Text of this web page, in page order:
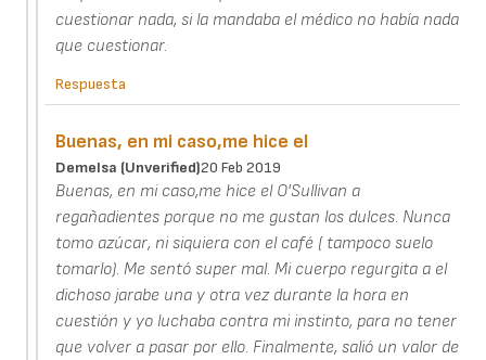
cuestionar nada, si la mandaba el médico no había nada
que cuestionar.
Respuesta
Buenas, en mi caso,me hice el
Demelsa (unverified)20 Feb 2019
Buenas, en mi caso,me hice el O'Sullivan a
regañadientes porque no me gustan los dulces. Nunca
tomo azúcar, ni siquiera con el café ( tampoco suelo
tomarlo). Me sentó super mal. Mi cuerpo regurgita a el
dichoso jarabe una y otra vez durante la hora en
cuestión y yo luchaba contra mi instinto, para no tener
que volver a pasar por ello. Finalmente, salió un valor de